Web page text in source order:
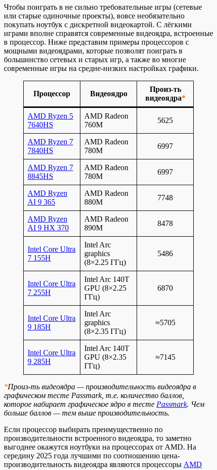
Чтобы поиграть в не сильно требовательные игры (сетевые
или старые одиночные проекты), вовсе необязательно
покупать ноутбук с дискретной видеокартой. С лёгкими
играми вполне справятся современные видеоядра, встроенные
в процессор. Ниже представим примеры процессоров с
мощными видеоядрами, которые позволят поиграть в
большинство сетевых и старых игр, а также во многие
современные игры на средне-низких настройках графики.
Процессор Видеоядро
Произ-ть
видеоядра*
AMD Ryzen 5
7640HS
AMD Radeon
760M
5625
AMD Ryzen 7
7840HS
AMD Radeon
780M
6997
AMD Ryzen 7
8845HS
AMD Radeon
780M
6997
AMD Ryzen
AI 9 365
AMD Radeon
880M
7748
AMD Ryzen
AI 9 HX 370
AMD Radeon
890M
8478
Intel Core Ultra
7 155H
Intel Arc
graphics
(8×2.25 ГГц)
5486
Intel Core Ultra
7 255H
Intel Arc 140T
GPU (8×2.25
ГГц)
6870
Intel Core Ultra
9 185H
Intel Arc
graphics
(8×2.35 ГГц)
≈5705
Intel Core Ultra
9 285H
Intel Arc 140T
GPU (8×2.35
ГГц)
≈7145
*Произ-ть видеоядра — производительность видеоядра в
графическом тесте Passmark, т.е. количество баллов,
которое набирает графическое ядро в тесте Passmark. Чем
больше баллов — тем выше производительность.
Если процессор выбирать преимущественно по
производительности встроенного видеоядра, то заметно
выгоднее окажутся ноутбуки на процессорах от AMD. На
середину 2025 года лучшими по соотношению цена-
производительность видеоядра являются процессоры AMD